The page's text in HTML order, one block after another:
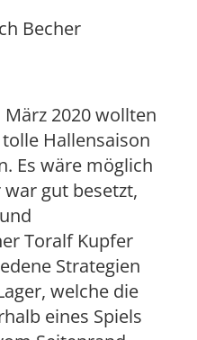
Becher
2020 wollten
Hallensaison
Es wäre möglich
war gut besetzt,
Toralf Kupfer
Strategien
welche die
eines Spiels